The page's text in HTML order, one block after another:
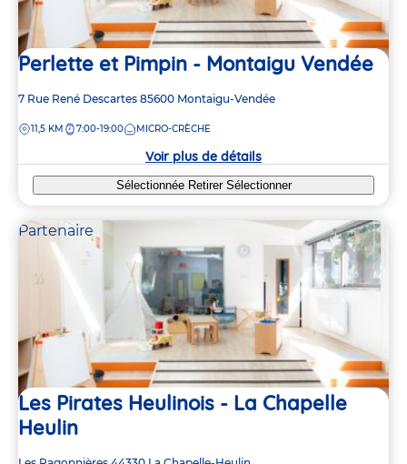
Perlette et Pimpin - Montaigu Vendée
Adresse
la
7 Rue René Descartes 85600 Montaigu-Vendée
DISTANCE
11,5 KM 7:00-19:00 MICRO-CRÈCHE
Voir plus de détails
Sélectionnée Retirer Sélectionner
Partenaire
Les Pirates Heulinois - La Chapelle
Heulin